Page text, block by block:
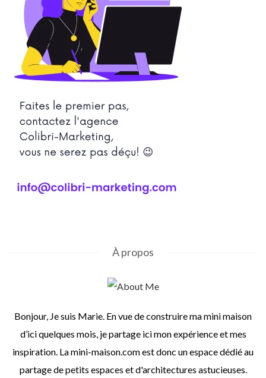
À propos
Bonjour, Je suis Marie. En vue de construire ma mini maison
d’ici quelques mois, je partage ici mon expérience et mes
inspiration. La mini-maison.com est donc un espace dédié au
partage de petits espaces et d'architectures astucieuses.